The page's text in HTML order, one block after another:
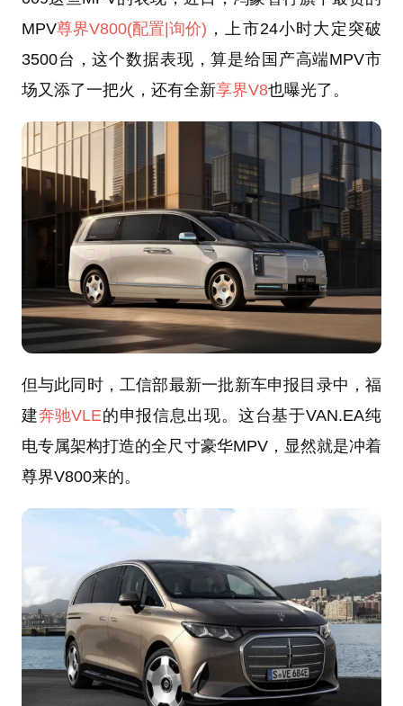
MPV尊界V800(配置 |询价) ，上市24小时大定突破
3500台，这个数据表现，算是给国产高端MPV市
场又添了一把火，还有全新享界V8也曝光了。
但与此同时，工信部最新一批新车申报目录中，福
建奔驰VLE的申报信息出现。这台基于VAN.EA纯
电专属架构打造的全尺寸豪华MPV，显然就是冲着
尊界V800来的。